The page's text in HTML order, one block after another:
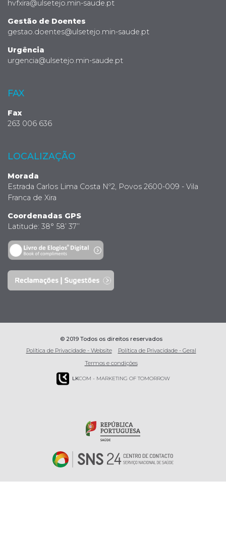
hvfxira@ulsetejo.min-saude.pt
Gestão de Doentes
gestao.doentes@ulsetejo.min-saude.pt
Urgência
urgencia@ulsetejo.min-saude.pt
FAX
Fax
263 006 636
LOCALIZAÇÃO
Morada
Estrada Carlos Lima Costa Nº2, Povos 2600-009 - Vila
Franca de Xira
Coordenadas GPS
Latitude: 38° 58’ 37’’
© 2019 Todos os direitos reservados
Política de Privacidade - Website
Política de Privacidade - Geral
Termos e condições
LKCOM - MARKETING OF TOMORROW